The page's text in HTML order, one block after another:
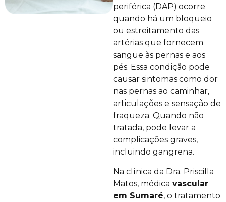
periférica (DAP) ocorre
quando há um bloqueio
ou estreitamento das
artérias que fornecem
sangue às pernas e aos
pés. Essa condição pode
causar sintomas como dor
nas pernas ao caminhar,
articulações e sensação de
fraqueza. Quando não
tratada, pode levar a
complicações graves,
incluindo gangrena.
Na clínica da Dra. Priscilla
Matos, médica vascular
em Sumaré, o tratamento